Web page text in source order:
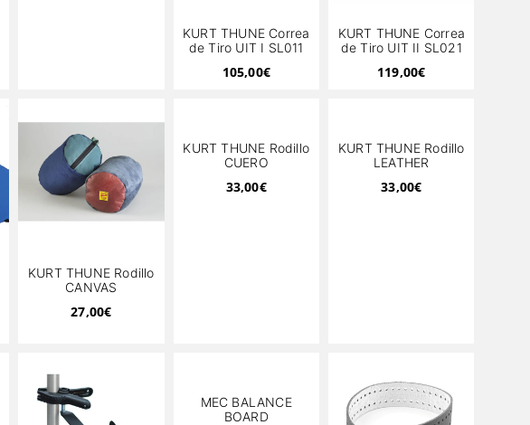
KURT THUNE Correa
de Tiro UIT I SL011
105,00€
KURT THUNE Correa
de Tiro UIT II SL021
119,00€
KURT THUNE Rodillo
CANVAS
27,00€
KURT THUNE Rodillo
CUERO
33,00€
KURT THUNE Rodillo
LEATHER
33,00€
MEC BALANCE
BOARD